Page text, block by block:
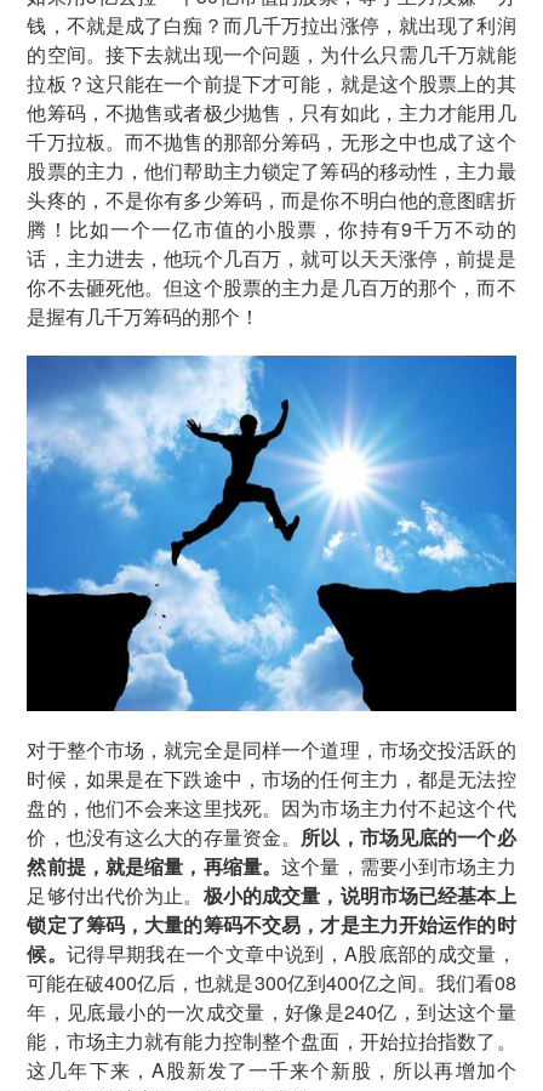
钱，不就是成了白痴？而几千万拉出涨停，就出现了利润
的空间。接下去就出现一个问题，为什么只需几千万就能
拉板？这只能在一个前提下才可能，就是这个股票上的其
他筹码，不抛售或者极少抛售，只有如此，主力才能用几
千万拉板。而不抛售的那部分筹码，无形之中也成了这个
股票的主力，他们帮助主力锁定了筹码的移动性，主力最
头疼的，不是你有多少筹码，而是你不明白他的意图瞎折
腾！比如一个一亿市值的小股票，你持有9千万不动的
话，主力进去，他玩个几百万，就可以天天涨停，前提是
你不去砸死他。但这个股票的主力是几百万的那个，而不
是握有几千万筹码的那个！
对于整个市场，就完全是同样一个道理，市场交投活跃的
时候，如果是在下跌途中，市场的任何主力，都是无法控
盘的，他们不会来这里找死。因为市场主力付不起这个代
价，也没有这么大的存量资金。 所以，市场见底的一个必
然前提，就是缩量，再缩量。这个量，需要小到市场主力
足够付出代价为止。 极小的成交量，说明市场已经基本上
锁定了筹码，大量的筹码不交易，才是主力开始运作的时
候。记得早期我在一个文章中说到，A股底部的成交量，
可能在破400亿后，也就是300亿到400亿之间。我们看08
年，见底最小的一次成交量，好像是240亿，到达这个量
能，市场主力就有能力控制整个盘面，开始拉抬指数了。
这几年下来，A股新发了一千来个新股，所以再增加个